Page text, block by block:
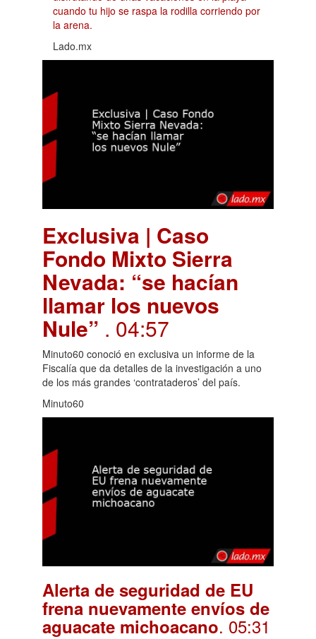
cuando tu hijo se raspa la rodilla corriendo por
la arena.
Lado.mx
Exclusiva | Caso
Fondo Mixto Sierra
Nevada: “se hacían
llamar los nuevos
Nule” . 04:57
Minuto60 conoció en exclusiva un informe de la
Fiscalía que da detalles de la investigación a uno
de los más grandes ‘contrataderos’ del país.
Minuto60
Alerta de seguridad de EU
frena nuevamente envíos de
aguacate michoacano. 05:31